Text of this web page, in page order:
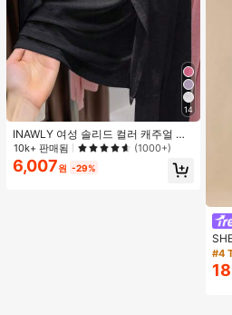
14
INAWLY 여성 솔리드 컬러 캐주얼 얇
은 가디건, 봄/여름
10k+ 판매됨 (1000+)
6,007원 -29%
레
솔
일
#4